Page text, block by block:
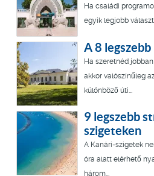
Ha családi
egyik legjobb
A 8
Ha szeretnéd
akkor valószínűleg
különböző úti...
9 legszebb
szigeteken
A Kanári-szigetek
óra alatt elérhető
három...